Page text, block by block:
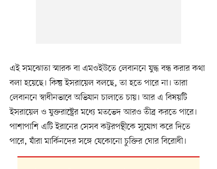
এই সমঝোতা স্মারক বা এমওইউতে লেবাননে যুদ্ধ বন্ধ করার কথা
বলা হয়েছে। কিন্তু ইসরায়েল বলছে, তা হতে পারে না। তারা
লেবাননে স্বাধীনভাবে অভিযান চালাতে চায়। আর এ বিষয়টি
ইসরায়েল ও যুক্তরাষ্ট্রের মধ্যে মতভেদ আরও তীব্র করতে পারে।
পাশাপাশি এটি ইরানের সেসব কট্টরপন্থীকে সুযোগ করে দিতে
পারে, যাঁরা মার্কিনদের সঙ্গে যেকোনো চুক্তির ঘোর বিরোধী।